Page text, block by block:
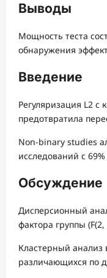
Выводы
Мощность теста
обнаружения
Введение
Регуляризация L2
предотвратила
Non-binary studies
исследований с
Обсуждение
Дисперсионный
фактора группы
Кластерный анализ
различающихся по